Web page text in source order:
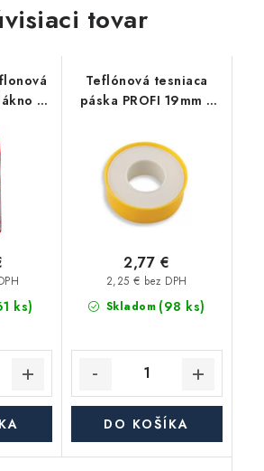
tovar
) -
ks)
Teflónová tesniaca
páska PROFI 19mm x
Skladom (98 ks)
2,25 € bez DPH
2,77 €
DO KOŠÍKA